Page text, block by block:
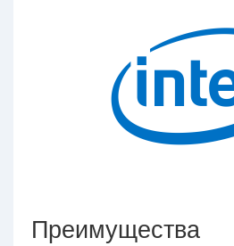
Преимущества